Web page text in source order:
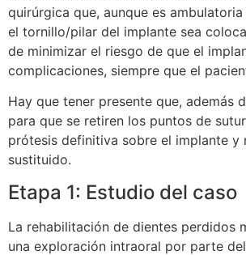
quirúrgica que, aunque es
el tornillo/pilar del implante sea
de minimizar el riesgo de que el
complicaciones, siempre que el
Hay que tener presente que, además
para que se retiren los puntos de
prótesis definitiva sobre el implante
sustituido.
Etapa 1: Estudio del caso
La rehabilitación de dientes perdidos
una exploración intraoral por parte